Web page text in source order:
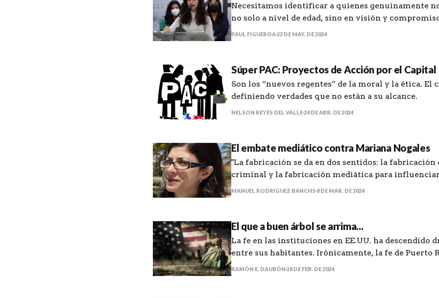
Necesitamos identificar a quienes genuinamente
no solo a nivel de edad, sino en visión y
nuestra realidad
PAUL FIGUEROA22 DE MAY. DE 2024
Súper PAC: Proyectos de Acción por el Capital
Son los “nuevos regentes” de la moral y la ética. El
definiendo verdades que no están a su alcance.
NELSON REYES DEL VALLE24 DE ABR. DE 2024
El embate mediático contra Mariana Nogales
"La fabricación se da en dos sentidos: la fabricación
criminal y la fabricación mediática para
pública".
MANUEL RODRÍGUEZ BANCHS 8 DE MAR. DE 2024
El que a buen árbol se arrima...
La fe en las instituciones en EE.UU. ha descendido
entre sus habitantes. Irónicamente, la fe de Puerto
mismas instituciones, permanece aparentemente
RAMÓN E. DAUBÓN 28 DE FEB. DE 2024